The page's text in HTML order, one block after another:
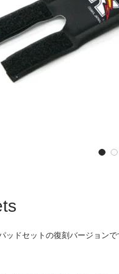
ッドセットの復刻バージョンで